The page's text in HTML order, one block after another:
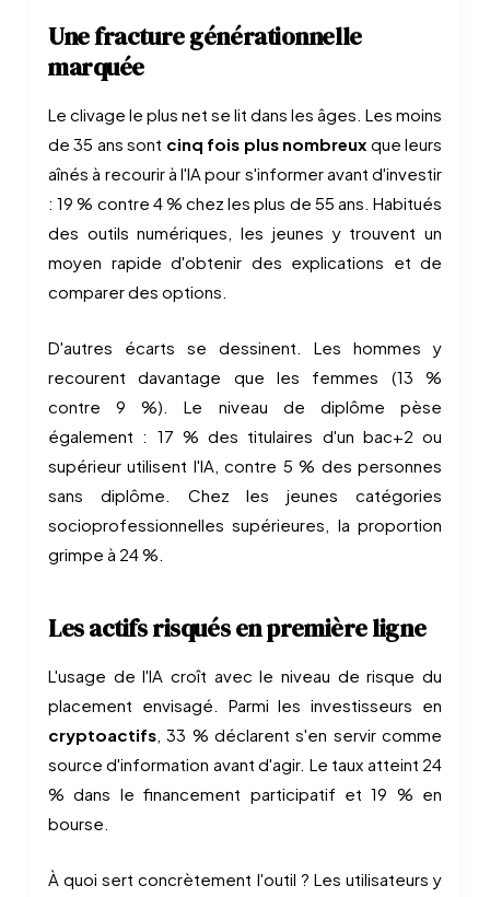
Une fracture générationnelle
marquée
Le clivage le plus net se lit dans les âges. Les moins
de 35 ans sont cinq fois plus nombreux que leurs
aînés à recourir à l'IA pour s'informer avant d'investir
: 19 % contre 4 % chez les plus de 55 ans. Habitués
des outils numériques, les jeunes y trouvent un
moyen rapide d'obtenir des explications et de
comparer des options.
D'autres écarts se dessinent. Les hommes y
recourent davantage que les femmes (13 %
contre 9 %). Le niveau de diplôme pèse
également : 17 % des titulaires d'un bac+2 ou
supérieur utilisent l'IA, contre 5 % des personnes
sans diplôme. Chez les jeunes catégories
socioprofessionnelles supérieures, la proportion
grimpe à 24 %.
Les actifs risqués en première ligne
L'usage de l'IA croît avec le niveau de risque du
placement envisagé. Parmi les investisseurs en
cryptoactifs, 33 % déclarent s'en servir comme
source d'information avant d'agir. Le taux atteint 24
% dans le financement participatif et 19 % en
bourse.
À quoi sert concrètement l'outil ? Les utilisateurs y